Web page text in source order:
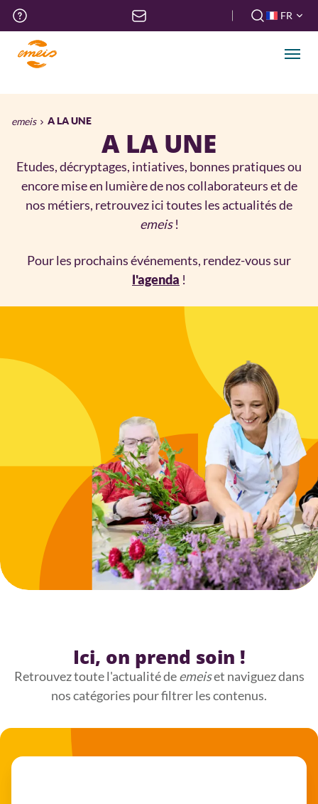
Aller
contenu
principal
Menu
haut
page
FR
FR
EN
Fil
emeis A LA UNE
A LA UNE
Etudes, décryptages, intiatives, bonnes pratiques ou
encore mise en lumière de nos collaborateurs et de
nos métiers, retrouvez ici toutes les actualités de
emeis!
Pour les prochains événements, rendez-vous sur
l'agenda !
Ici, on prend soin !
Retrouvez toute l'actualité deemeiset naviguez dans
nos catégories pour filtrer les contenus.